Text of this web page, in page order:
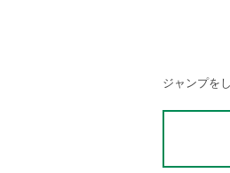
ジャンプを